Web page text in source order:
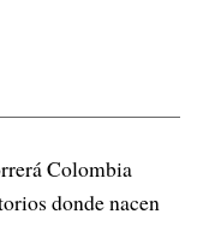
Colombia
donde nacen